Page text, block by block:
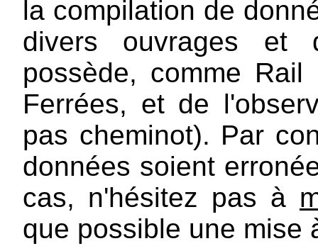
la compilation de
divers ouvrages
possède, comme
Ferrées, et de
pas cheminot). Par
données soient
cas, n'hésitez pas à
que possible une mise